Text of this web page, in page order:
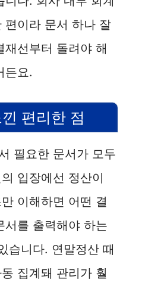
편이라 문서 하나 잘
선부터 돌려야 해
든요.
편리한 점
필요한 문서가 모두
입장에선 정산이
이해하면 어떤 결
서를 출력해야 하는
습니다. 연말정산 때
집계돼 관리가 훨